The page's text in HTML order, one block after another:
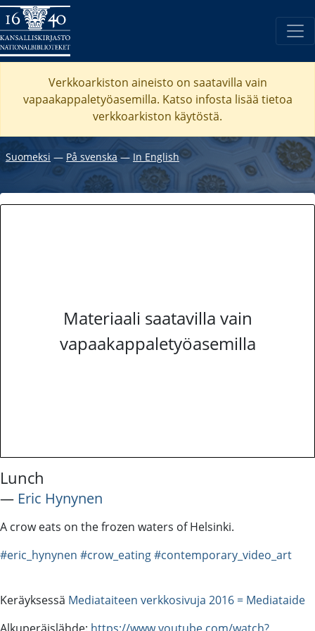
Verkkoarkiston aineisto on saatavilla vain
vapaakappaletyöasemilla. Katso infosta lisää tietoa
verkkoarkiston käytöstä.
Suomeksi ― På svenska― In English
Materiaali saatavilla vain
vapaakappaletyöasemilla
Lunch
― Eric Hynynen
A crow eats on the frozen waters of Helsinki.
#eric_hynynen #crow_eating#contemporary_video_art
Keräyksessä Mediataiteen verkkosivuja 2016 = Mediataide